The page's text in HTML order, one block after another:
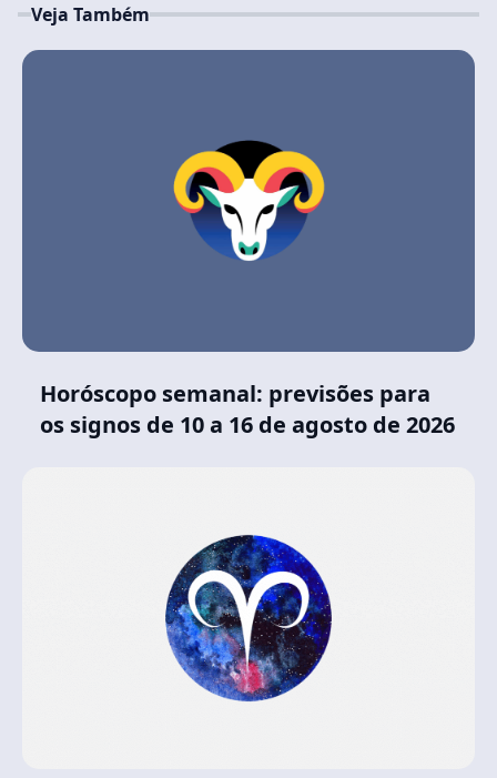
Veja Também
Horóscopo semanal: previsões para
os signos de 10 a 16 de agosto de 2026